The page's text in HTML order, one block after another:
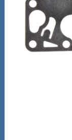
Mönkijän
Puutarha ja